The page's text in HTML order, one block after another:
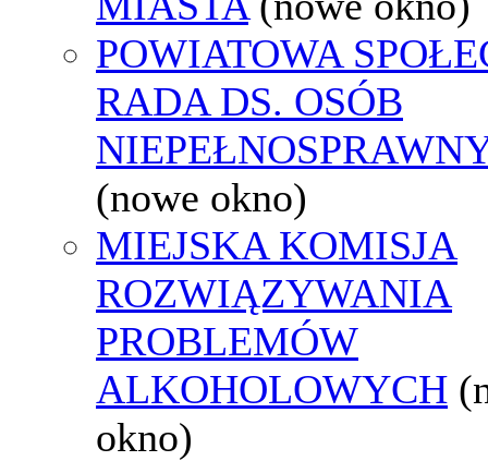
POWIATOWA
RADA DS. OSÓB
(nowe okno)
MIEJSKA KOMISJA
ROZWIĄZYWANIA
PROBLEMÓW
ALKOHOLOWYCH
okno)